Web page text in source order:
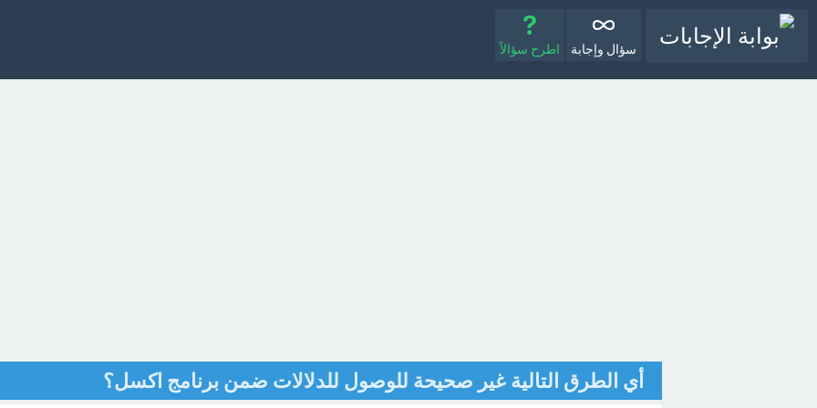
سؤال وإجابة اطرح سؤالاً
أي الطرق التالية غير صحيحة للوصول للدلالات ضمن برنامج اكسل؟